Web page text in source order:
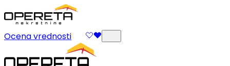
Ocena vrednosti